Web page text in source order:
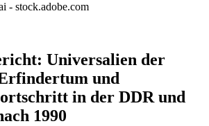
- stock.adobe.com
Universalien der
und
in der DDR und
1990